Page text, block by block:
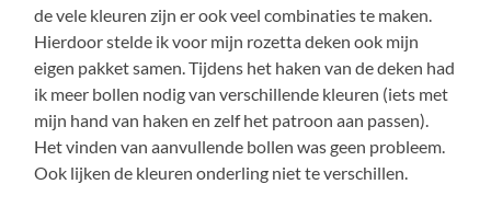
de vele kleuren zijn er ook veel combinaties te maken.
Hierdoor stelde ik voor mijn rozetta deken ook mijn
eigen pakket samen. Tijdens het haken van de deken had
ik meer bollen nodig van verschillende kleuren (iets met
mijn hand van haken en zelf het patroon aan passen).
Het vinden van aanvullende bollen was geen probleem.
Ook lijken de kleuren onderling niet te verschillen.